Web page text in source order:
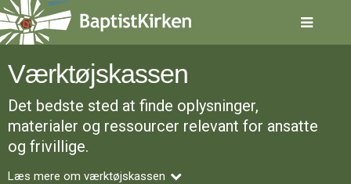
Spring
menu
over
gå
indhold Vend
tilbage
forsiden
1.0:
Forside
Værktøjskassen
Det bedste sted at finde oplysninger,
materialer og ressourcer relevant for ansatte
og frivillige.
Læs mere om værktøjskassen